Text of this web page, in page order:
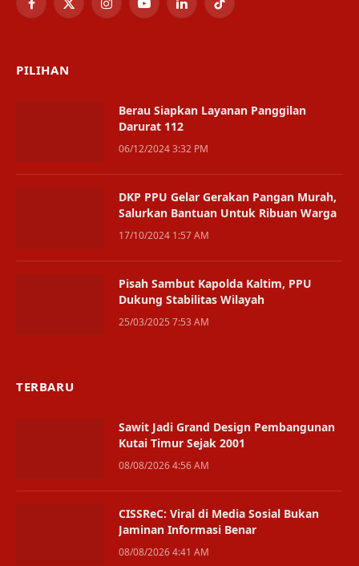
Facebook
X
InstagramYouTubeLinkedInTikTok
PILIHAN
Berau Siapkan Layanan Panggilan
Darurat 112
06/12/2024 3:32 PM
DKP PPU Gelar Gerakan Pangan Murah,
Salurkan Bantuan Untuk Ribuan Warga
17/10/2024 1:57 AM
Pisah Sambut Kapolda Kaltim, PPU
Dukung Stabilitas Wilayah
25/03/2025 7:53 AM
TERBARU
Sawit Jadi Grand Design Pembangunan
Kutai Timur Sejak 2001
08/08/2026 4:56 AM
CISSReC: Viral di Media Sosial Bukan
Jaminan Informasi Benar
08/08/2026 4:41 AM